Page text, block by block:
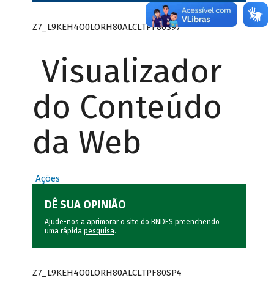
Z7_L9KEH4O0LORH80ALCLTPF80S97
Visualizador
do Conteúdo
da Web
Ações
DÊ SUA OPINIÃO
Ajude-nos a aprimorar o site do BNDES preenchendo
uma rápida pesquisa.
Z7_L9KEH4O0LORH80ALCLTPF80SP4